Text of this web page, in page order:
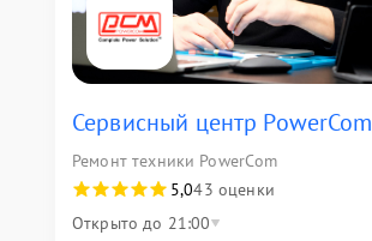
Сервисный центр PowerCom
Ремонт техники PowerCom
5,043 оценки
Открыто до 21:00